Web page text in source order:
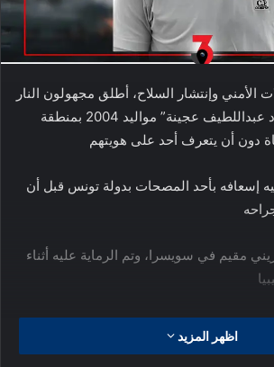
الأمني وإنتشار السلاح، أطلق مجهولون النار
على شاب يدعى “زياد عبداللطيف عجينة” مواليد 2004 بمنطقة
دون أن يتعرف أحد على هويتهم
إسعافه بأحد المصحات بدولة تونس قبل أن
مقيم في سويسرا، وتم الرماية عليه أثناء
اظهر المزيد